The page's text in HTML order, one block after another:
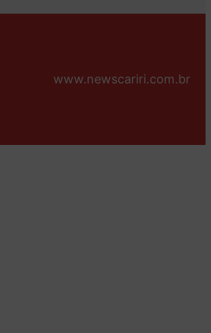
www.newscariri.com.br